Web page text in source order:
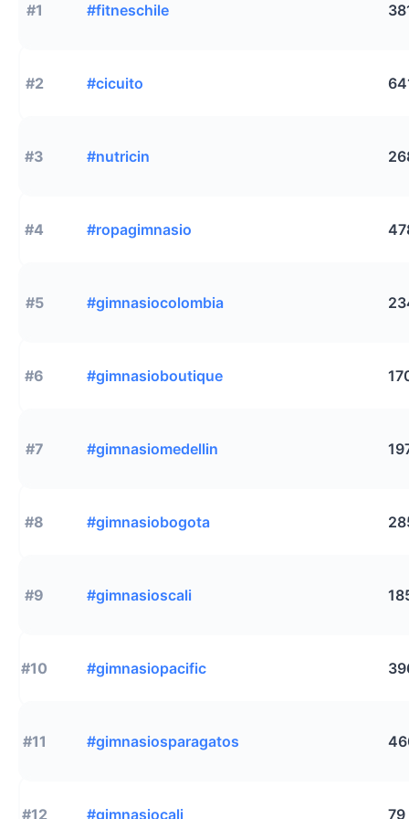
#1 #fitneschile
#2 #cicuito
#3 #nutricin
#4 #ropagimnasio
#5 #gimnasiocolombia
#6 #gimnasioboutique
#7 #gimnasiomedellin
#8 #gimnasiobogota
#9 #gimnasioscali
#10 #gimnasiopacific
#11 #gimnasiosparagatos
#12 #gimnasiocali 79